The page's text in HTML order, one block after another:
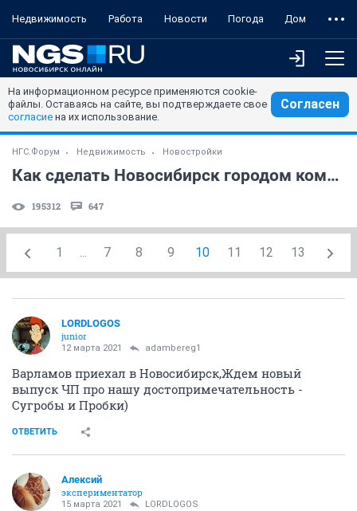
Недвижимость Работа Новости Погода Дом
На информационном ресурсе применяются cookie-
файлы. Оставаясь на сайте, вы подтверждаете свое
согласие на их использование.
Согласен
НГС.Форум Недвижимость Новостройки
Как сделать Новосибирск городом комфортным для жизни
195312 647
1 ... 7 8 9 10 11 12 13
LORDLOGOS
junior
12 марта 2021 adambereg1
Варламов приехал в Новосибирск,Ждем новый
выпуск ЧП про нашу достопримечательность -
Сугробы и Пробки)
ОТВЕТИТЬ
Алексий
экспериментатор
15 марта 2021 LORDLOGOS